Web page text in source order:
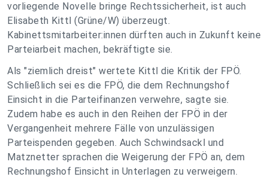
vorliegende Novelle bringe Rechtssicherheit, ist auch
Elisabeth Kittl (Grüne/W) überzeugt.
Kabinettsmitarbeiter:innen dürften auch in Zukunft keine
Parteiarbeit machen, bekräftigte sie.
Als "ziemlich dreist" wertete Kittl die Kritik der FPÖ.
Schließlich sei es die FPÖ, die dem Rechnungshof
Einsicht in die Parteifinanzen verwehre, sagte sie.
Zudem habe es auch in den Reihen der FPÖ in der
Vergangenheit mehrere Fälle von unzulässigen
Parteispenden gegeben. Auch Schwindsackl und
Matznetter sprachen die Weigerung der FPÖ an, dem
Rechnungshof Einsicht in Unterlagen zu verweigern.